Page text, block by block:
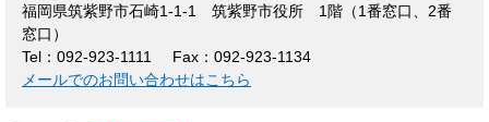
福岡県筑紫野市石崎1-1-1 筑紫野市役所 1階（1番窓口、2番
窓口）
Tel：092-923-1111
Fax：092-923-1134
メールでのお問い合わせはこちら